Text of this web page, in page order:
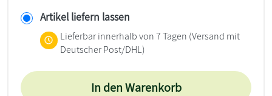
Artikel liefern lassen
Lieferbar innerhalb von 7 Tagen (Versand mit
Deutscher Post/DHL)
In den Warenkorb